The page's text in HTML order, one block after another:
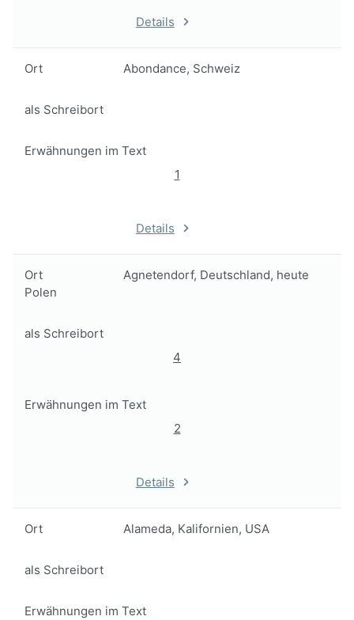
Details
Ort Abondance, Schweiz
als Schreibort
Erwähnungen im Text
1
Details
Ort
Agnetendorf, Deutschland, heute
Polen
als Schreibort
4
Erwähnungen im Text
2
Details
Ort Alameda, Kalifornien, USA
als Schreibort
Erwähnungen im Text